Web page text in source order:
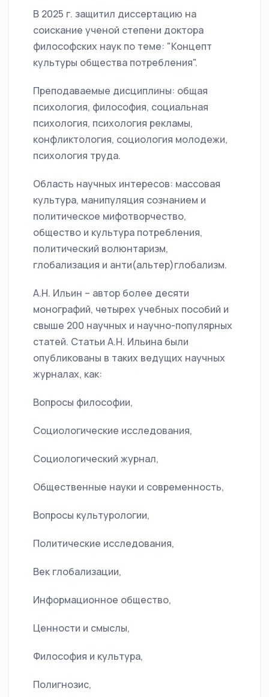
В 2025 г. защитил диссертацию на
соискание ученой степени доктора
философских наук по теме: "Концепт
культуры общества потребления".
Преподаваемые дисциплины: общая
психология, философия, социальная
психология, психология рекламы,
конфликтология, социология молодежи,
психология труда.
Область научных интересов: массовая
культура, манипуляция сознанием и
политическое мифотворчество,
общество и культура потребления,
политический волюнтаризм,
глобализация и анти(альтер)глобализм.
А.Н. Ильин – автор более десяти
монографий, четырех учебных пособий и
свыше 200 научных и научно-популярных
статей. Статьи А.Н. Ильина были
опубликованы в таких ведущих научных
журналах, как:
Вопросы философии,
Социологические исследования,
Социологический журнал,
Общественные науки и современность,
Вопросы культурологии,
Политические исследования,
Век глобализации,
Информационное общество,
Ценности и смыслы,
Философия и культура,
Полигнозис,